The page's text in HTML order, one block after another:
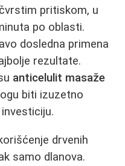
pritiskom, u
po oblasti.
dosledna primena
rezultate.
anticelulit masaže
biti izuzetno
drvenih
samo dlanova.